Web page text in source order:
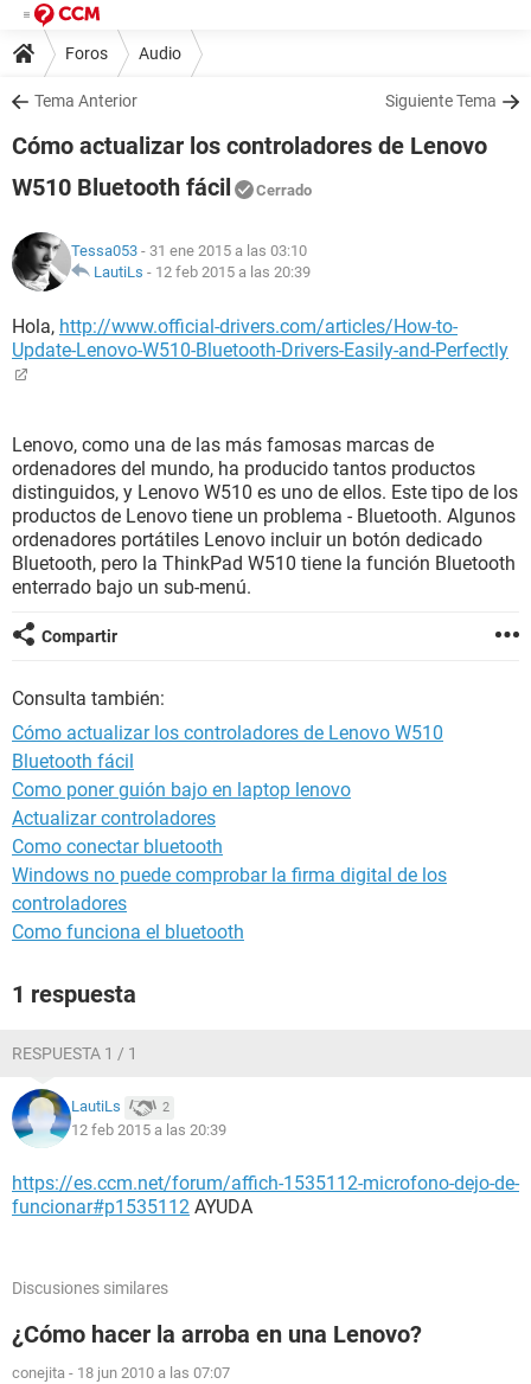
Foros Audio
Tema Anterior Siguiente Tema
Cómo actualizar los controladores de Lenovo
W510 Bluetooth fácil
Cerrado
Tessa053 - 31 ene 2015 a las 03:10
LautiLs - 12 feb 2015 a las 20:39
Hola, http://www.official-drivers.com/articles/How-to-
Update-Lenovo-W510-Bluetooth-Drivers-Easily-and-Perfectly
Lenovo, como una de las más famosas marcas de
ordenadores del mundo, ha producido tantos productos
distinguidos, y Lenovo W510 es uno de ellos. Este tipo de los
productos de Lenovo tiene un problema - Bluetooth. Algunos
ordenadores portátiles Lenovo incluir un botón dedicado
Bluetooth, pero la ThinkPad W510 tiene la función Bluetooth
enterrado bajo un sub-menú.
Compartir
Consulta también:
Cómo actualizar los controladores de Lenovo W510
Bluetooth fácil
Como poner guión bajo en laptop lenovo
Actualizar controladores
Como conectar bluetooth
Windows no puede comprobar la firma digital de los
controladores
Como funciona el bluetooth
1 respuesta
RESPUESTA 1 / 1
LautiLs 2
12 feb 2015 a las 20:39
https://es.ccm.net/forum/affich-1535112-microfono-dejo-de-
funcionar#p1535112 AYUDA
Discusiones similares
¿Cómo hacer la arroba en una Lenovo?
conejita - 18 jun 2010 a las 07:07